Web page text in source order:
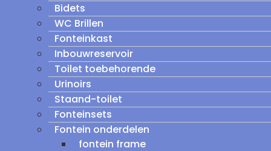
Bidets
WC Brillen
Fonteinkast
Inbouwreservoir
Toilet toebehorende
Urinoirs
Staand-toilet
Fonteinsets
Fontein onderdelen
fontein frame